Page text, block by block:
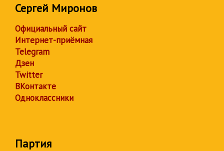
Сергей Миронов
Официальный сайт
Интернет-приёмная
Telegram
Дзен
Twitter
ВКонтакте
Одноклассники
Партия